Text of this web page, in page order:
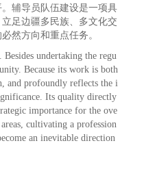
辅导员队伍建设是一项具
足边疆多民族、多文化交
然方向和重点任务。
undertaking the regu
Because its work is both
and profoundly reflects the i
Its quality directly
importance for the ove
cultivating a profession
an inevitable direction